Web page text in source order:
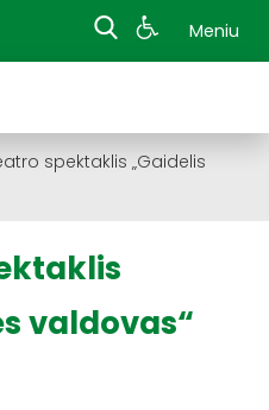
Meniu
spektaklis „Gaidelis
valdovas“